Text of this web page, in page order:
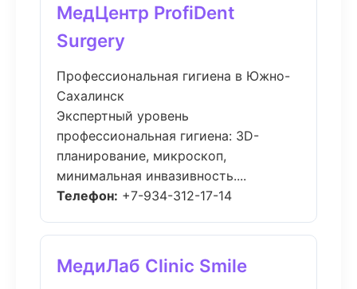
МедЦентр ProfiDent
Surgery
Профессиональная гигиена в Южно-
Сахалинск
Экспертный уровень
профессиональная гигиена: 3D-
планирование, микроскоп,
минимальная инвазивность....
Телефон: +7-934-312-17-14
МедиЛаб Clinic Smile